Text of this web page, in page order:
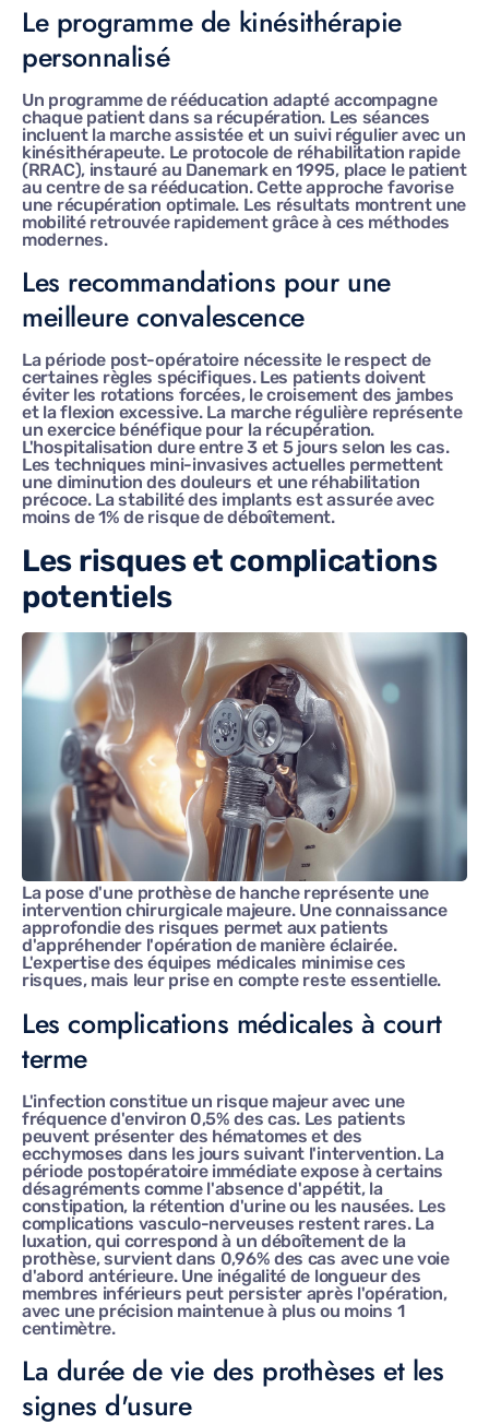
Le programme de kinésithérapie
personnalisé
Un programme de rééducation adapté accompagne
chaque patient dans sa récupération. Les séances
incluent la marche assistée et un suivi régulier avec un
kinésithérapeute. Le protocole de réhabilitation rapide
(RRAC), instauré au Danemark en 1995, place le patient
au centre de sa rééducation. Cette approche favorise
une récupération optimale. Les résultats montrent une
mobilité retrouvée rapidement grâce à ces méthodes
modernes.
Les recommandations pour une
meilleure convalescence
La période post-opératoire nécessite le respect de
certaines règles spécifiques. Les patients doivent
éviter les rotations forcées, le croisement des jambes
et la flexion excessive. La marche régulière représente
un exercice bénéfique pour la récupération.
L'hospitalisation dure entre 3 et 5 jours selon les cas.
Les techniques mini-invasives actuelles permettent
une diminution des douleurs et une réhabilitation
précoce. La stabilité des implants est assurée avec
moins de 1% de risque de déboîtement.
Les risques et complications
potentiels
La pose d'une prothèse de hanche représente une
intervention chirurgicale majeure. Une connaissance
approfondie des risques permet aux patients
d'appréhender l'opération de manière éclairée.
L'expertise des équipes médicales minimise ces
risques, mais leur prise en compte reste essentielle.
Les complications médicales à court
terme
L'infection constitue un risque majeur avec une
fréquence d'environ 0,5% des cas. Les patients
peuvent présenter des hématomes et des
ecchymoses dans les jours suivant l'intervention. La
période postopératoire immédiate expose à certains
désagréments comme l'absence d'appétit, la
constipation, la rétention d'urine ou les nausées. Les
complications vasculo-nerveuses restent rares. La
luxation, qui correspond à un déboîtement de la
prothèse, survient dans 0,96% des cas avec une voie
d'abord antérieure. Une inégalité de longueur des
membres inférieurs peut persister après l'opération,
avec une précision maintenue à plus ou moins 1
centimètre.
La durée de vie des prothèses et les
signes d'usure